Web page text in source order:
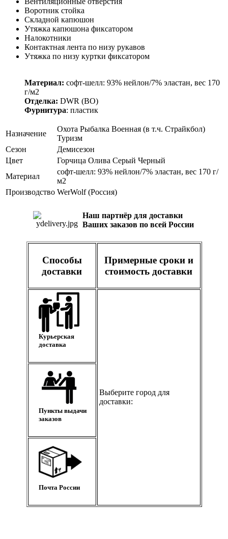
Воротник стойка
Складной капюшон
Утяжка капюшона фиксатором
Налокотники
Контактная лента по низу рукавов
Утяжка по низу куртки фиксатором
Материал: софт-шелл: 93% нейлон/7% эластан, вес 170
г/м2
Отделка: DWR (ВО)
Фурнитура: пластик
Назначение
Охота Рыбалка Военная (в т.ч. Страйкбол)
Туризм
Сезон
Демисезон
Цвет
Горчица Олива Серый Черный
Материал
софт-шелл: 93% нейлон/7% эластан, вес 170 г/
м2
Производство WerWolf (Россия)
Наш партнёр для доставки
Ваших заказов по всей России
Способы
доставки
Примерные сроки и
стоимость доставки
Курьерская
доставка
Выберите город для
доставки:
Пункты выдачи
заказов
Почта России